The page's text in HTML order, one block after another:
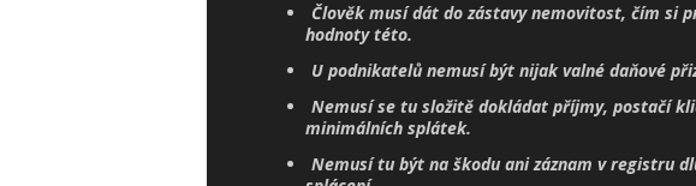
Člověk musí dát do zástavy nemovitost, čím si
hodnoty této.
U podnikatelů nemusí být nijak valné daňové
Nemusí se tu složitě dokládat příjmy, postačí
minimálních splátek.
Nemusí tu být na škodu ani záznam v registru